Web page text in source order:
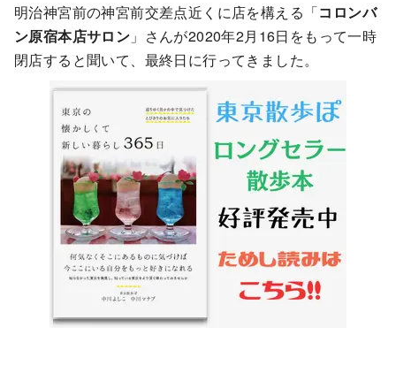
明治神宮前の神宮前交差点近くに店を構える「コロンバ
ン原宿本店サロン 」さんが2020年2月16日をもって一時
閉店すると聞いて、最終日に行ってきました。